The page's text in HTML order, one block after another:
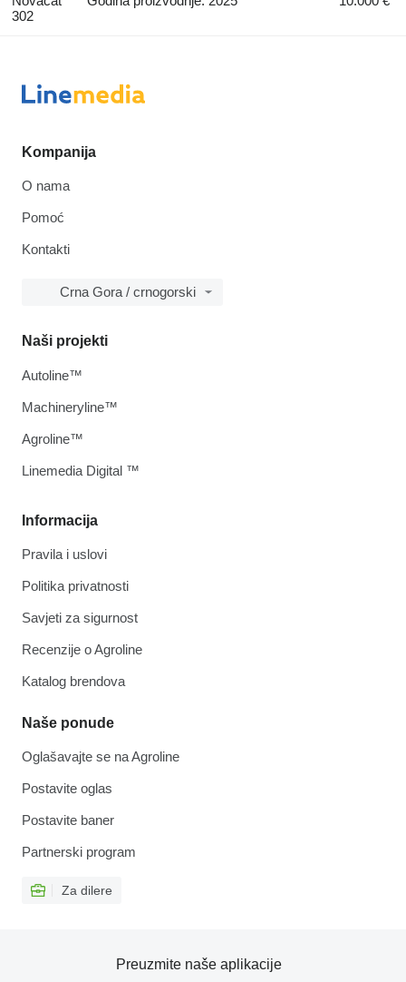
302
Kompanija
O nama
Pomoć
Kontakti
Crna Gora / crnogorski
Informacija
Pravila i uslovi
Politika privatnosti
Savjeti za sigurnost
Recenzije o Agroline
Katalog brendova
Naše ponude
Oglašavajte se na Agroline
Postavite oglas
Postavite baner
Partnerski program
Za dilere
Naši projekti
Autoline™
Machineryline™
Agroline™
Linemedia Digital ™
Preuzmite naše aplikacije